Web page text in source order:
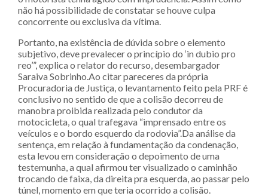
não há possibilidade de constatar se houve culpa
concorrente ou exclusiva da vítima.
Portanto, na existência de dúvida sobre o elemento
subjetivo, deve prevalecer o princípio do ‘in dubio pro
reo’”, explica o relator do recurso, desembargador
Saraiva Sobrinho.Ao citar pareceres da própria
Procuradoria de Justiça, o levantamento feito pela PRF é
conclusivo no sentido de que a colisão decorreu de
manobra proibida realizada pelo condutor da
motocicleta, o qual trafegava “imprensado entre os
veículos e o bordo esquerdo da rodovia”.Da análise da
sentença, em relação à fundamentação da condenação,
esta levou em consideração o depoimento de uma
testemunha, a qual afirmou ter visualizado o caminhão
trocando de faixa, da direita pra esquerda, ao passar pelo
túnel, momento em que teria ocorrido a colisão.